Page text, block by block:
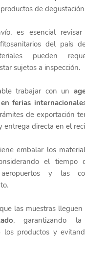
de
es esencial revisar
del país
pueden
sujetos a inspección.
trabajar con un
ferias
de exportación
entrega directa en el
embalar los
el tiempo
y las
las muestras lleguen
, garantizando la
los productos y